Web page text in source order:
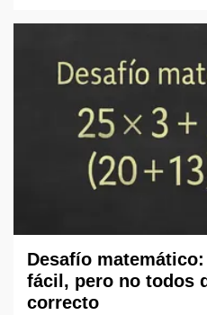
Desafío
fácil, pero no todos
correcto